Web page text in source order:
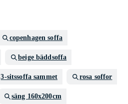
copenhagen soffa
beige bäddsoffa
3-sitssoffa sammet rosa soffor
säng 160x200cm